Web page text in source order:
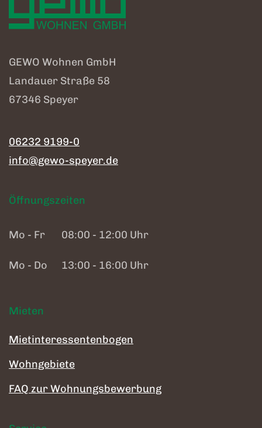
GEWO Wohnen GmbH
Landauer Straße 58
67346 Speyer
06232 9199-0
info@gewo-speyer.de
Öffnungszeiten
Mo - Fr 08:00 - 12:00 Uhr
Mo - Do 13:00 - 16:00 Uhr
Mieten
Mietinteressentenbogen
Wohngebiete
FAQ zur Wohnungsbewerbung